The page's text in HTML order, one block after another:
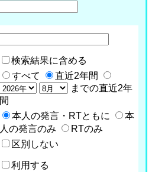
検索結果に含める
すべて
直近2年間
までの直近2年
間
本人の発言・RTともに
本
人の発言のみ
RTのみ
区別しない
利用する